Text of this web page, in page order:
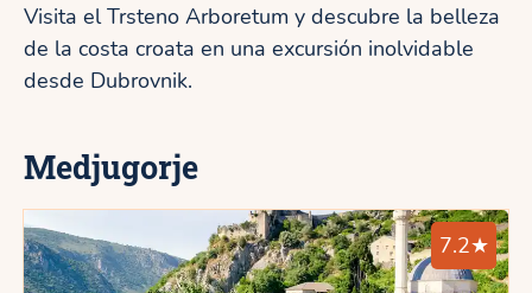
Visita el Trsteno Arboretum y descubre la belleza
de la costa croata en una excursión inolvidable
desde Dubrovnik.
Medjugorje
7.2★